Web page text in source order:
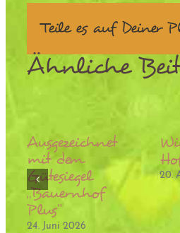
Teile es auf Deiner
Ähnliche
Ausgezeichnet
mit dem
Gütesiegel
„Bauernhof
Plus“
24. Juni 2026
20.